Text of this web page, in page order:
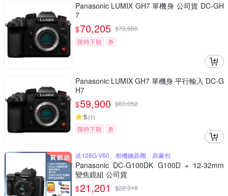
Panasonic LUMIX GH7 單機身 公司貨 DC-GH
7
$70,205 $73,900
限時下殺
券
Panasonic LUMIX GH7 單機身 平行輸入 DC-G
H7
$59,900 $63,052
5 (1)
限時下殺 券
送128G V60、相機鑰匙圈、原廠包
Panasonic DC-G100DK G100D + 12-32mm
變焦鏡組 公司貨
$21,201 $22,316